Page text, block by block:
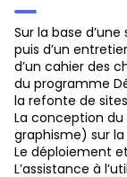
Sur la base d’une
puis d’un
d’un cahier des
du programme
la refonte de
La conception
graphisme) sur
Le déploiement
L’assistance à